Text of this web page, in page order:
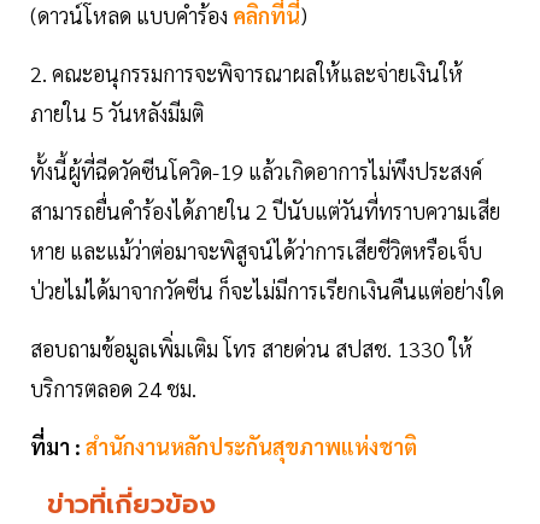
(ดาวน์โหลด แบบคำร้อง คลิกที่นี่)
2. คณะอนุกรรมการจะพิจารณาผลให้และจ่ายเงินให้
ภายใน 5 วันหลังมีมติ
ทั้งนี้ผู้ที่ฉีดวัคซีนโควิด-19 แล้วเกิดอาการไม่พึงประสงค์
สามารถยื่นคำร้องได้ภายใน 2 ปีนับแต่วันที่ทราบความเสีย
หาย และแม้ว่าต่อมาจะพิสูจน์ได้ว่าการเสียชีวิตหรือเจ็บ
ป่วยไม่ได้มาจากวัคซีน ก็จะไม่มีการเรียกเงินคืนแต่อย่างใด
สอบถามข้อมูลเพิ่มเติม โทร สายด่วน สปสช. 1330 ให้
บริการตลอด 24 ชม.
ที่มา : สำนักงานหลักประกันสุขภาพแห่งชาติ
ข่าวที่เกี่ยวข้อง